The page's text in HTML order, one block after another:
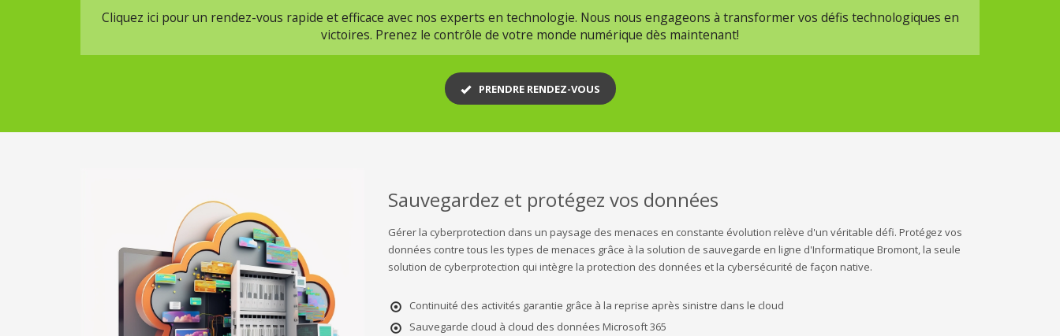
Cliquez ici pour un rendez-vous rapide et efficace avec nos experts en technologie. Nous nous engageons à transformer vos défis technologiques en
victoires. Prenez le contrôle de votre monde numérique dès maintenant!
PRENDRE RENDEZ-VOUS
Sauvegardez et protégez vos données
Gérer la cyberprotection dans un paysage des menaces en constante évolution relève d'un véritable défi. Protégez vos
données contre tous les types de menaces grâce à la solution de sauvegarde en ligne d'Informatique Bromont, la seule
solution de cyberprotection qui intègre la protection des données et la cybersécurité de façon native.
Continuité des activités garantie grâce à la reprise après sinistre dans le cloud
Sauvegarde cloud à cloud des données Microsoft 365